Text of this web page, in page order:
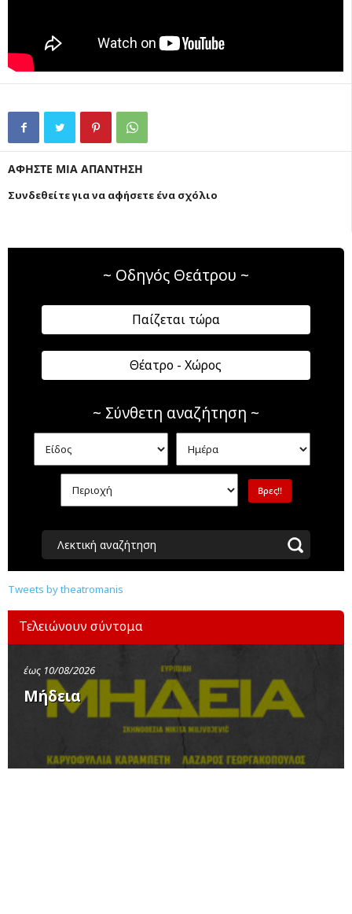
ΑΦΗΣΤΕ ΜΙΑ ΑΠΑΝΤΗΣΗ
Συνδεθείτε για να αφήσετε ένα σχόλιο
~ Οδηγός Θεάτρου ~
Παίζεται τώρα
Θέατρο - Χώρος
~ Σύνθετη αναζήτηση ~
Λεκτική αναζήτηση
Tweets by theatromanis
Τελειώνουν σύντομα
έως 10/08/2026
Μήδεια